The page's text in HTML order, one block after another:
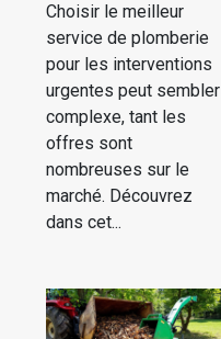
Choisir le meilleur
service de plomberie
pour les interventions
urgentes peut sembler
complexe, tant les
offres sont
nombreuses sur le
marché. Découvrez
dans cet...